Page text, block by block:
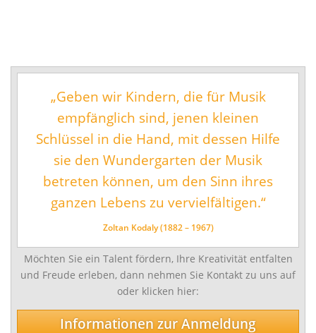
„Geben wir Kindern, die für Musik
empfänglich sind, jenen kleinen
Schlüssel in die Hand, mit dessen Hilfe
sie den Wundergarten der Musik
betreten können, um den Sinn ihres
ganzen Lebens zu vervielfältigen.“
Zoltan Kodaly (1882 – 1967)
Möchten Sie ein Talent fördern, Ihre Kreativität entfalten
und Freude erleben, dann nehmen Sie Kontakt zu uns auf
oder klicken hier:
Informationen zur Anmeldung